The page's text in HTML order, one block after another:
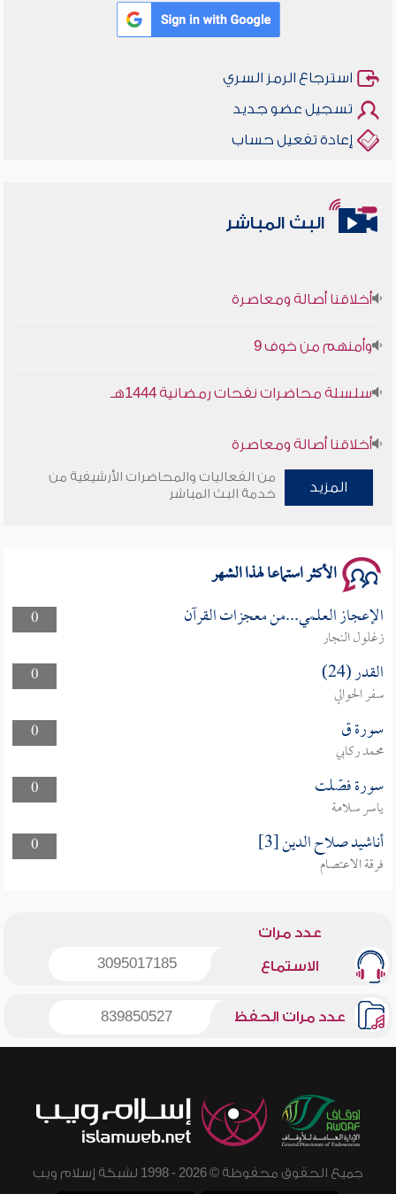
استرجاع الرمز السري
تسجيل عضو جديد
إعادة تفعيل حساب
البث المباشر
أخلاقنا أصالة ومعاصرة
وأمنهم من خوف 9
سلسلة محاضرات نفحات رمضانية 1444هـ
أخلاقنا أصالة ومعاصرة
وأمنهم من خوف 9
المزيد
من الفعاليات والمحاضرات الأرشيفية من
خدمة البث المباشر
الأكثر استماعا لهذا الشهر
0 الإعجاز العلمي...من معجزات القرآن
زغلول النجار
0
القدر (24)
سفر الحوالي
0
سورة ق
محمد ركابي
0
سورة فصّلت
ياسر سلامة
0
أناشيد صلاح الدين [3]
فرقة الاعتصام
عدد مرات
الاستماع 3095017185
عدد مرات الحفظ 839850527
جميع الحقوق محفوظة © 2026 - 1998 لشبكة إسلام ويب